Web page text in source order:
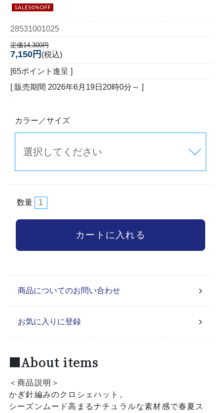
28531001025
定価14,300円
7,150円 (税込)
[65ポイント進呈 ]
[ 販売期間 2026年6月19日20時0分 ～ ]
カラー／サイズ
数量
商品についてのお問い合わせ
お気に入りに登録
■About items
＜商品説明＞
かぎ針編みのクロシェハット。
シーズンムード高まるナチュラルな素材感で春夏ス